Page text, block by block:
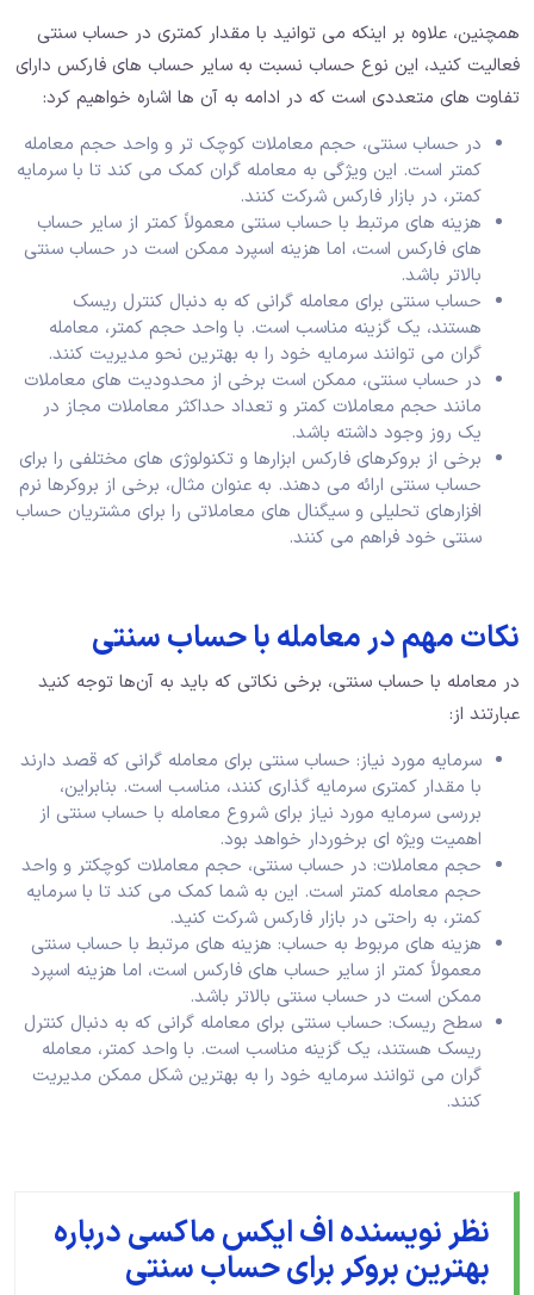
همچنین، علاوه بر اینکه می ‌توانید با مقدار کمتری در حساب سنتی
فعالیت کنید، این نوع حساب نسبت به سایر حساب‌ های فارکس دارای
تفاوت ‌های متعددی است که در ادامه به آن‌ ها اشاره خواهیم کرد:
در حساب سنتی، حجم معاملات کوچک تر و واحد حجم معامله
کمتر است. این ویژگی به معامله گران کمک می‌ کند تا با سرمایه
کمتر، در بازار فارکس شرکت کنند.
هزینه‌ های مرتبط با حساب سنتی معمولاً کمتر از سایر حساب
‌های فارکس است، اما هزینه اسپرد ممکن است در حساب سنتی
بالاتر باشد.
حساب سنتی برای معامله گرانی که به دنبال کنترل ریسک
هستند، یک گزینه مناسب است. با واحد حجم کمتر، معامله
گران می ‌توانند سرمایه خود را به بهترین نحو مدیریت کنند.
در حساب سنتی، ممکن است برخی از محدودیت ‌های معاملات
مانند حجم معاملات کمتر و تعداد حداکثر معاملات مجاز در
یک روز وجود داشته باشد.
برخی از بروکرهای فارکس ابزارها و تکنولوژی ‌های مختلفی را برای
حساب سنتی ارائه می ‌دهند. به عنوان مثال، برخی از بروکرها نرم
‌افزارهای تحلیلی و سیگنال ‌های معاملاتی را برای مشتریان حساب
سنتی خود فراهم می ‌کنند.
نکات مهم در معامله با حساب سنتی
در معامله با حساب سنتی، برخی نکاتی که باید به آن‌ها توجه کنید
عبارتند از:
سرمایه مورد نیاز: حساب سنتی برای معامله گرانی که قصد دارند
با مقدار کمتری سرمایه‌ گذاری کنند، مناسب است. بنابراین،
بررسی سرمایه مورد نیاز برای شروع معامله با حساب سنتی از
اهمیت ویژه‌ ای برخوردار خواهد بود.
حجم معاملات: در حساب سنتی، حجم معاملات کوچکتر و واحد
حجم معامله کمتر است. این به شما کمک می ‌کند تا با سرمایه
کمتر، به راحتی در بازار فارکس شرکت کنید.
هزینه‌ های مربوط به حساب: هزینه‌ های مرتبط با حساب سنتی
معمولاً کمتر از سایر حساب ‌های فارکس است، اما هزینه اسپرد
ممکن است در حساب سنتی بالاتر باشد.
سطح ریسک: حساب سنتی برای معامله گرانی که به دنبال کنترل
ریسک هستند، یک گزینه مناسب است. با واحد کمتر، معامله
گران می ‌توانند سرمایه خود را به بهترین شکل ممکن مدیریت
کنند.
نظر نویسنده اف ایکس ماکسی درباره
بهترین بروکر برای حساب سنتی